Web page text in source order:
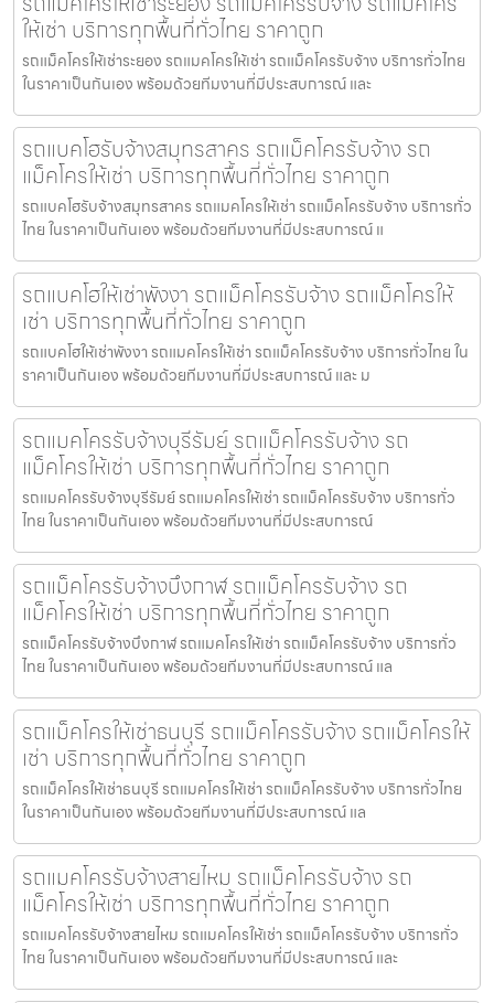
ให้เช่า บริการทุกพื้นที่ทั่วไทย ราคาถูก
รถแม็คโครให้เช่าระยอง รถแมคโครให้เช่า รถแม็คโครรับจ้าง บริการทั่วไทย
ในราคาเป็นกันเอง พร้อมด้วยทีมงานที่มีประสบการณ์ และ
รถแบคโฮรับจ้างสมุทรสาคร รถแม็คโครรับจ้าง รถ
แม็คโครให้เช่า บริการทุกพื้นที่ทั่วไทย ราคาถูก
รถแบคโฮรับจ้างสมุทรสาคร รถแมคโครให้เช่า รถแม็คโครรับจ้าง บริการทั่ว
ไทย ในราคาเป็นกันเอง พร้อมด้วยทีมงานที่มีประสบการณ์ แ
รถแบคโฮให้เช่าพังงา รถแม็คโครรับจ้าง รถแม็คโครให้
เช่า บริการทุกพื้นที่ทั่วไทย ราคาถูก
รถแบคโฮให้เช่าพังงา รถแมคโครให้เช่า รถแม็คโครรับจ้าง บริการทั่วไทย ใน
ราคาเป็นกันเอง พร้อมด้วยทีมงานที่มีประสบการณ์ และ ม
รถแมคโครรับจ้างบุรีรัมย์ รถแม็คโครรับจ้าง รถ
แม็คโครให้เช่า บริการทุกพื้นที่ทั่วไทย ราคาถูก
รถแมคโครรับจ้างบุรีรัมย์ รถแมคโครให้เช่า รถแม็คโครรับจ้าง บริการทั่ว
ไทย ในราคาเป็นกันเอง พร้อมด้วยทีมงานที่มีประสบการณ์
รถแม็คโครรับจ้างบึงกาฬ รถแม็คโครรับจ้าง รถ
แม็คโครให้เช่า บริการทุกพื้นที่ทั่วไทย ราคาถูก
รถแม็คโครรับจ้างบึงกาฬ รถแมคโครให้เช่า รถแม็คโครรับจ้าง บริการทั่ว
ไทย ในราคาเป็นกันเอง พร้อมด้วยทีมงานที่มีประสบการณ์ แล
รถแม็คโครให้เช่าธนบุรี รถแม็คโครรับจ้าง รถแม็คโครให้
เช่า บริการทุกพื้นที่ทั่วไทย ราคาถูก
รถแม็คโครให้เช่าธนบุรี รถแมคโครให้เช่า รถแม็คโครรับจ้าง บริการทั่วไทย
ในราคาเป็นกันเอง พร้อมด้วยทีมงานที่มีประสบการณ์ แล
รถแมคโครรับจ้างสายไหม รถแม็คโครรับจ้าง รถ
แม็คโครให้เช่า บริการทุกพื้นที่ทั่วไทย ราคาถูก
รถแมคโครรับจ้างสายไหม รถแมคโครให้เช่า รถแม็คโครรับจ้าง บริการทั่ว
ไทย ในราคาเป็นกันเอง พร้อมด้วยทีมงานที่มีประสบการณ์ และ